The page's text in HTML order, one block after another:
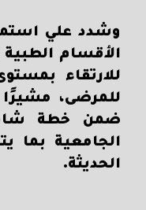
وشدد علي
الأقسام الطبية
للارتقاء
للمرضى،
ضمن خطة
الجامعية بما
الحديثة.